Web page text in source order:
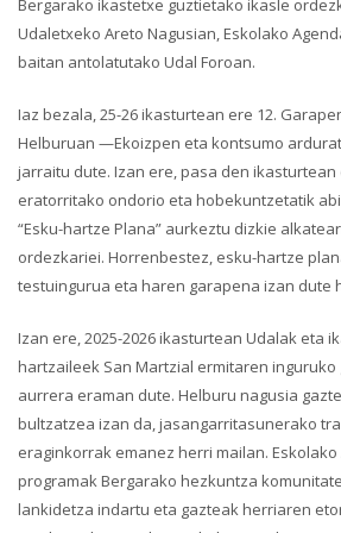
Bergarako ikastetxe guztietako ikasle
Udaletxeko Areto Nagusian, Eskolako
baitan antolatutako Udal Foroan.
Iaz bezala, 25-26 ikasturtean ere 12.
Helburuan —Ekoizpen eta kontsumo
jarraitu dute. Izan ere, pasa den
eratorritako ondorio eta hobekuntzetatik
“Esku-hartze Plana” aurkeztu dizkie
ordezkariei. Horrenbestez, esku-hartze
testuingurua eta haren garapena izan dute
Izan ere, 2025-2026 ikasturtean Udalak eta
hartzaileek San Martzial ermitaren
aurrera eraman dute. Helburu nagusia
bultzatzea izan da, jasangarritasunerako
eraginkorrak emanez herri mailan. Eskolako
programak Bergarako hezkuntza
lankidetza indartu eta gazteak herriaren